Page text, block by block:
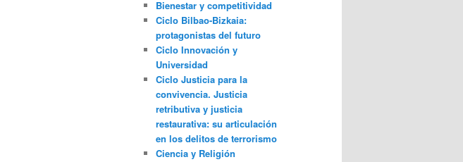
Bienestar y competitividad
Ciclo Bilbao-Bizkaia:
protagonistas del futuro
Ciclo Innovación y
Universidad
Ciclo Justicia para la
convivencia. Justicia
retributiva y justicia
restaurativa: su articulación
en los delitos de terrorismo
Ciencia y Religión